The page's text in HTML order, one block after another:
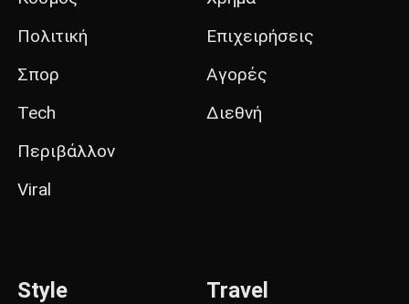
Πολιτική
Σπορ
Tech
Περιβάλλον
Viral
Επιχειρήσεις
Αγορές
Διεθνή
Style Travel